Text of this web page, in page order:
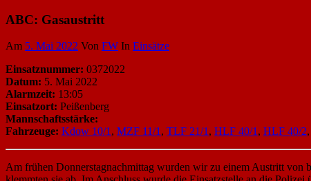
ABC: Gasaustritt
Am 5. Mai 2022 Von FW In Einsätze
Einsatznummer: 0372022
Datum: 5. Mai 2022
Alarmzeit: 13:05
Einsatzort: Peißenberg
Mannschaftsstärke:
Fahrzeuge: Kdow 10/1, MZF 11/1, TLF 21/1, HLF 40/1, HLF 40/2,
Am frühen Donnerstagnachmittag wurden wir zu einem Austritt von